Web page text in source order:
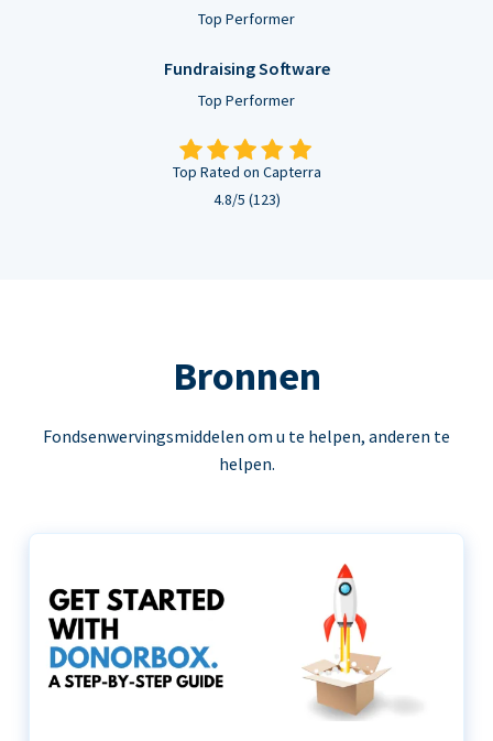
Top Performer
Fundraising Software
Top Performer
Top Rated on Capterra
4.8/5 (123)
Bronnen
Fondsenwervingsmiddelen om u te helpen, anderen te
helpen.